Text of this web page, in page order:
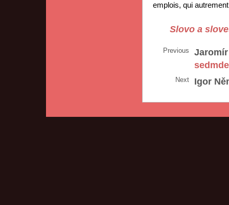
emplois, qui
Slovo a
Previous
Next Igor